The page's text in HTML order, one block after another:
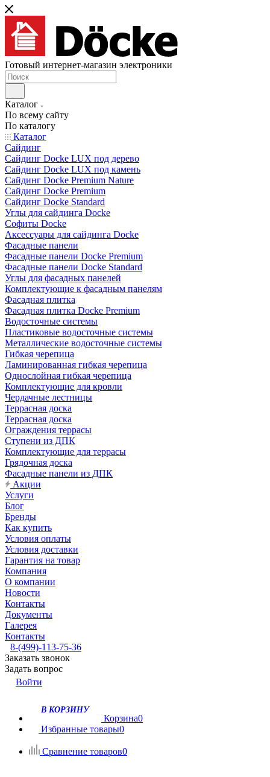
Готовый интернет-магазин электроники
Каталог
По всему сайту
По каталогу
Каталог
Сайдинг
Сайдинг Docke LUX под дерево
Сайдинг Docke LUX под камень
Сайдинг Docke Premium Nature
Сайдинг Docke Premium
Сайдинг Docke Standard
Углы для сайдинга Docke
Софиты Docke
Аксессуары для сайдинга Docke
Фасадные панели
Фасадные панели Docke Premium
Фасадные панели Docke Standard
Углы для фасадных панелей
Комплектующие к фасадным панелям
Фасадная плитка
Фасадная плитка Docke Premium
Водосточные системы
Пластиковые водосточные системы
Металлические водосточные системы
Гибкая черепица
Ламинированная гибкая черепица
Однослойная гибкая черепица
Комплектующие для кровли
Чердачные лестницы
Террасная доска
Террасная доска
Ограждения террасы
Ступени из ДПК
Комплектующие для террасы
Грядочная доска
Фасадные панели из ДПК
Акции
Услуги
Блог
Бренды
Как купить
Условия оплаты
Условия доставки
Гарантия на товар
Компания
О компании
Новости
Контакты
Документы
Галерея
Контакты
8-(499)-113-75-36
Заказать звонок
Задать вопрос
Войти
В КОРЗИНУ
Корзина0
Избранные товары0
Сравнение товаров0